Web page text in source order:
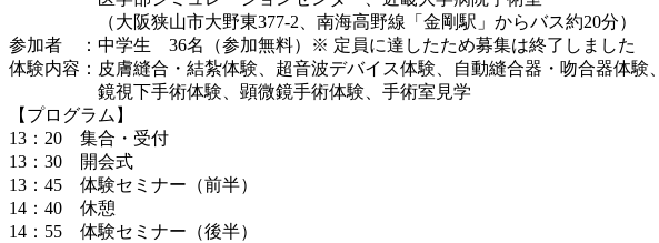
（大阪狭山市大野東377-2、南海高野線「金剛駅」からバス約20分）
参加者 ：中学生 36名（参加無料）※ 定員に達したため募集は終了しました
体験内容：皮膚縫合・結紮体験、超音波デバイス体験、自動縫合器・吻合器体験、
鏡視下手術体験、顕微鏡手術体験、手術室見学
【プログラム】
13：20 集合・受付
13：30 開会式
13：45 体験セミナー（前半）
14：40 休憩
14：55 体験セミナー（後半）